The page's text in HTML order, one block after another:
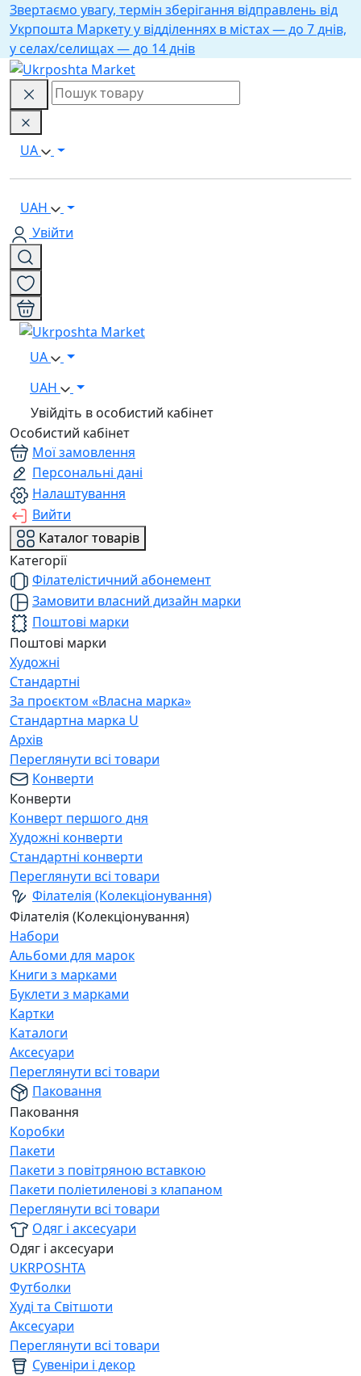
Звертаємо увагу, термін зберігання відправлень від
Укрпошта Маркету у відділеннях в містах — до 7 днів,
у селах/селищах — до 14 днів
UA
UAH
Увійти
UA
UAH
Увійдіть в особистий кабінет
Особистий кабінет
Мої замовлення
Персональні дані
Налаштування
Вийти
Каталог товарів
Категорії
Філателістичний абонемент
Замовити власний дизайн марки
Поштові марки
Поштові марки
Художні
Стандартні
За проєктом «Власна марка»
Стандартна марка U
Архів
Переглянути всі товари
Конверти
Конверти
Конверт першого дня
Художні конверти
Стандартні конверти
Переглянути всі товари
Філателія (Колекціонування)
Філателія (Колекціонування)
Набори
Альбоми для марок
Книги з марками
Буклети з марками
Картки
Каталоги
Аксесуари
Переглянути всі товари
Паковання
Паковання
Коробки
Пакети
Пакети з повітряною вставкою
Пакети поліетиленові з клапаном
Переглянути всі товари
Одяг і аксесуари
Одяг і аксесуари
UKRPOSHTA
Футболки
Худі та Світшоти
Аксесуари
Переглянути всі товари
Сувеніри і декор